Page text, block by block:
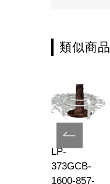
類似商品
LP-
373GCB-
1600-857-